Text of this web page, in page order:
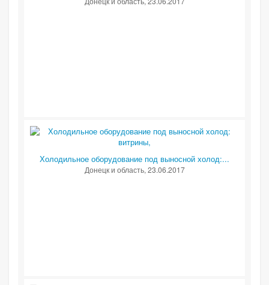
Холодильное оборудование под выносной холод:...
Донецк и область, 23.06.2017